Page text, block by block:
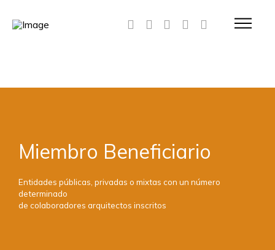
Miembro Beneficiario
Entidades públicas, privadas o mixtas con un número
determinado
de colaboradores arquitectos inscritos